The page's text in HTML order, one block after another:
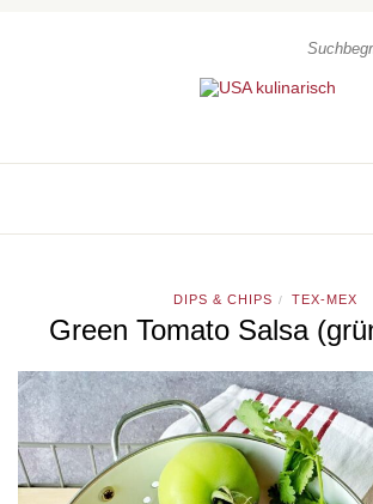
DIPS & CHIPS / TEX-MEX
Green Tomato Salsa